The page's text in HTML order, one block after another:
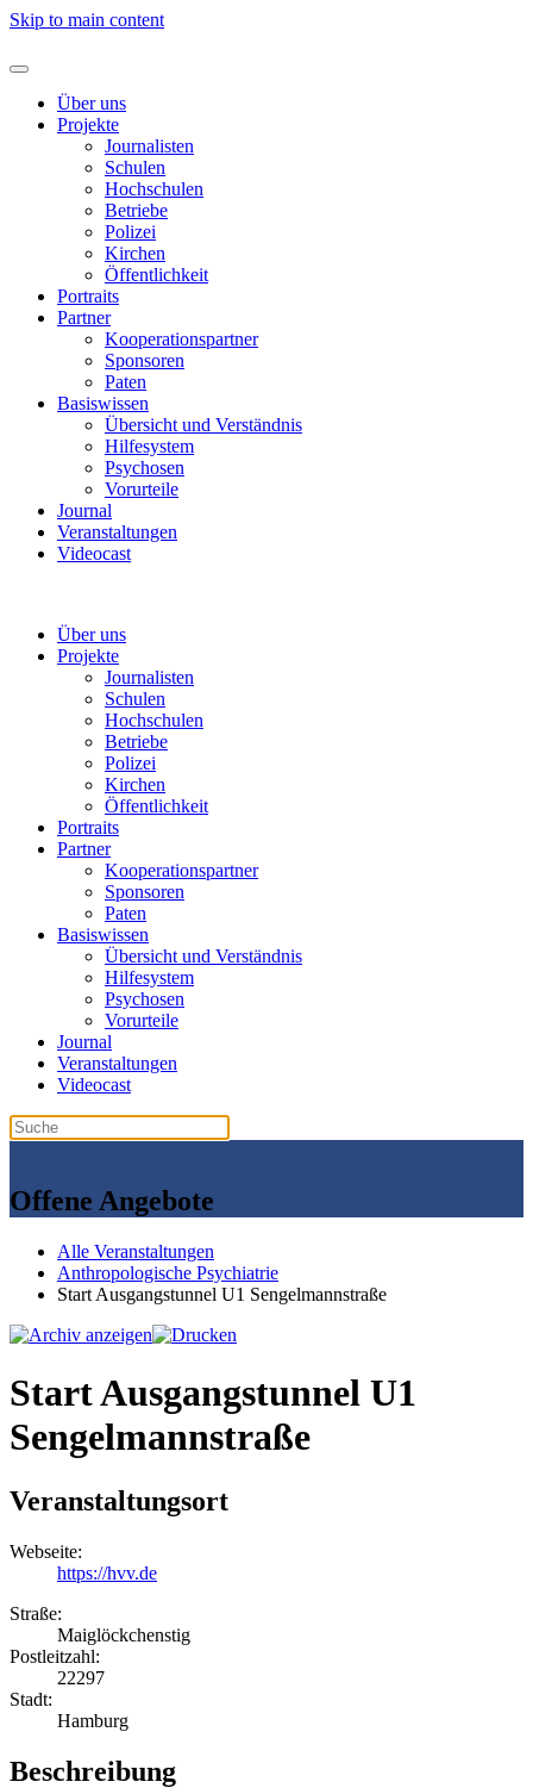
Skip to main content
Über uns
Projekte
Journalisten
Schulen
Hochschulen
Betriebe
Polizei
Kirchen
Öffentlichkeit
Portraits
Partner
Kooperationspartner
Sponsoren
Paten
Basiswissen
Übersicht und Verständnis
Hilfesystem
Psychosen
Vorurteile
Journal
Veranstaltungen
Videocast
Über uns
Projekte
Journalisten
Schulen
Hochschulen
Betriebe
Polizei
Kirchen
Öffentlichkeit
Portraits
Partner
Kooperationspartner
Sponsoren
Paten
Basiswissen
Übersicht und Verständnis
Hilfesystem
Psychosen
Vorurteile
Journal
Veranstaltungen
Videocast
Offene Angebote
Alle Veranstaltungen
Anthropologische Psychiatrie
Start Ausgangstunnel U1 Sengelmannstraße
Start Ausgangstunnel U1
Sengelmannstraße
Veranstaltungsort
Webseite:
https://hvv.de
Straße:
Maiglöckchenstig
Postleitzahl:
22297
Stadt:
Hamburg
Beschreibung